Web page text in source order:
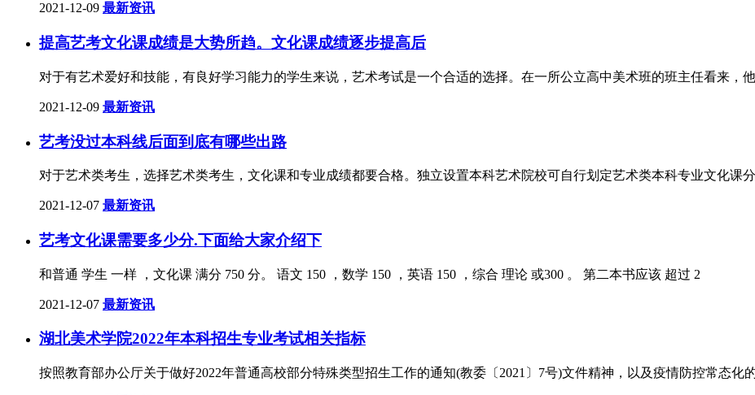
2021-12-09 最新资讯
提高艺考文化课成绩是大势所趋。文化课成绩逐步提高后
对于有艺术爱好和技能，有良好学习能力的学生来说，艺术考试是一个合适的选择。在一所公立高中美术班的班主任看来，
2021-12-09 最新资讯
艺考没过本科线后面到底有哪些出路
对于艺术类考生，选择艺术类考生，文化课和专业成绩都要合格。独立设置本科艺术院校可自行划定艺术类本科专业文化课
2021-12-07 最新资讯
艺考文化课需要多少分.下面给大家介绍下
和普通 学生 一样 ，文化课 满分 750 分。 语文 150 ，数学 150 ，英语 150 ，综合 理论 或300 。 第二本书应该 超过 2
2021-12-07 最新资讯
湖北美术学院2022年本科招生专业考试相关指标
按照教育部办公厅关于做好2022年普通高校部分特殊类型招生工作的通知(教委〔2021〕7号)文件精神，以及疫情防控常态化